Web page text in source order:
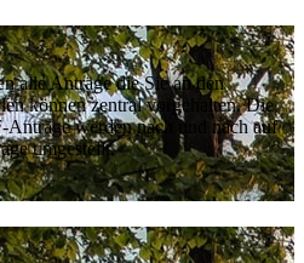
alle Anträge die Sie an den
können zentral vorgehalten. Die
Anträge werden nach und nach auf
umgestellt.